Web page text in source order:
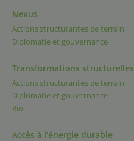
Nexus
Actions structurantes de terrain
Diplomatie et gouvernance
Transformations
Actions structurantes de terrain
Diplomatie et gouvernance
Rio
Accès à l’énergie durable